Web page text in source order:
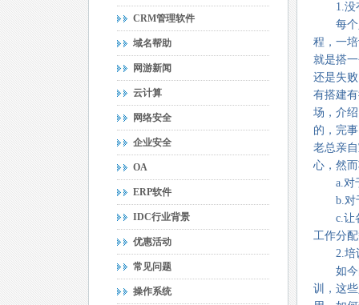
CRM管理软件
域名帮助
网游新闻
云计算
网络安全
企业安全
OA
ERP软件
IDC行业背景
优惠活动
常见问题
操作系统
1.没有
每个人
程，一
就是搭
还是失
有搭建
场，介
的，完
老总亲
心，然
a.对于
b.对于
c.让各
工作分
2.培训
如今的
训，这